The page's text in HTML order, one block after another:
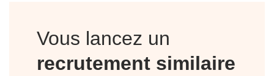
Vous lancez un
recrutement similaire